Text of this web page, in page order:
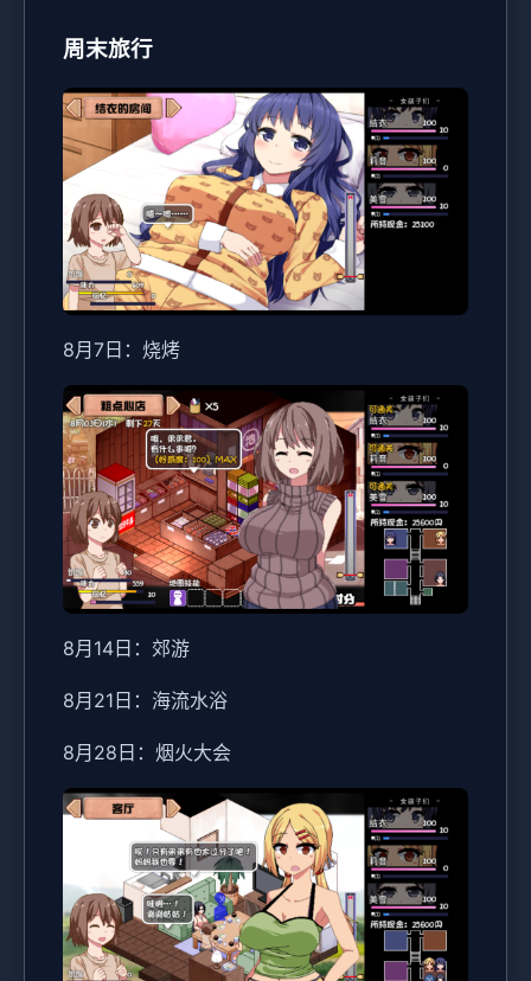
周末旅行
8月7日：烧烤
8月14日：郊游
8月21日：海流水浴
8月28日：烟火大会